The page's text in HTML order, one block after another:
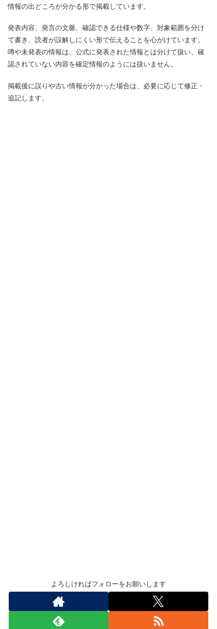
情報の出どころが分かる形で掲載しています。
発表内容、発言の文脈、確認できる仕様や数字、対象範囲を分け
て書き、読者が誤解しにくい形で伝えることを心がけています。
噂や未発表の情報は、公式に発表された情報とは分けて扱い、確
認されていない内容を確定情報のようには扱いません。
掲載後に誤りや古い情報が分かった場合は、必要に応じて修正・
追記します。
よろしければフォローをお願いします